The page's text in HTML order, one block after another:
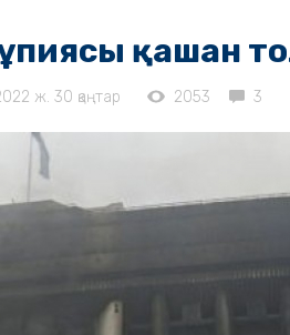
қашан
ж. 30 қаңтар 2053 3